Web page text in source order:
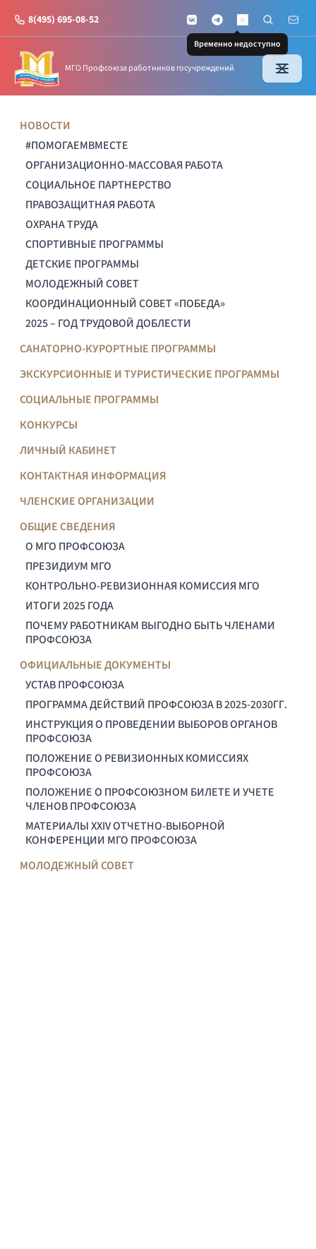
8(495) 695-08-52 VKontakteTelegramMAX
Временно недоступно
Поиск по
Почта
МГО Профсоюза работников госучреждений
НОВОСТИ
#ПОМОГАЕМВМЕСТЕ
ОРГАНИЗАЦИОННО-МАССОВАЯ РАБОТА
СОЦИАЛЬНОЕ ПАРТНЕРСТВО
ПРАВОЗАЩИТНАЯ РАБОТА
ОХРАНА ТРУДА
СПОРТИВНЫЕ ПРОГРАММЫ
ДЕТСКИЕ ПРОГРАММЫ
МОЛОДЕЖНЫЙ СОВЕТ
КООРДИНАЦИОННЫЙ СОВЕТ «ПОБЕДА»
2025 – ГОД ТРУДОВОЙ ДОБЛЕСТИ
САНАТОРНО-КУРОРТНЫЕ ПРОГРАММЫ
ЭКСКУРСИОННЫЕ И ТУРИСТИЧЕСКИЕ ПРОГРАММЫ
СОЦИАЛЬНЫЕ ПРОГРАММЫ
КОНКУРСЫ
ЛИЧНЫЙ КАБИНЕТ
КОНТАКТНАЯ ИНФОРМАЦИЯ
ЧЛЕНСКИЕ ОРГАНИЗАЦИИ
ОБЩИЕ СВЕДЕНИЯ
О МГО ПРОФСОЮЗА
ПРЕЗИДИУМ МГО
КОНТРОЛЬНО-РЕВИЗИОННАЯ КОМИССИЯ МГО
ИТОГИ 2025 ГОДА
ПОЧЕМУ РАБОТНИКАМ ВЫГОДНО БЫТЬ ЧЛЕНАМИ
ПРОФСОЮЗА
ОФИЦИАЛЬНЫЕ ДОКУМЕНТЫ
УСТАВ ПРОФСОЮЗА
ПРОГРАММА ДЕЙСТВИЙ ПРОФСОЮЗА В 2025-2030ГГ.
ИНСТРУКЦИЯ О ПРОВЕДЕНИИ ВЫБОРОВ ОРГАНОВ
ПРОФСОЮЗА
ПОЛОЖЕНИЕ О РЕВИЗИОННЫХ КОМИССИЯХ
ПРОФСОЮЗА
ПОЛОЖЕНИЕ О ПРОФСОЮЗНОМ БИЛЕТЕ И УЧЕТЕ
ЧЛЕНОВ ПРОФСОЮЗА
МАТЕРИАЛЫ XXIV ОТЧЕТНО-ВЫБОРНОЙ
КОНФЕРЕНЦИИ МГО ПРОФСОЮЗА
МОЛОДЕЖНЫЙ СОВЕТ